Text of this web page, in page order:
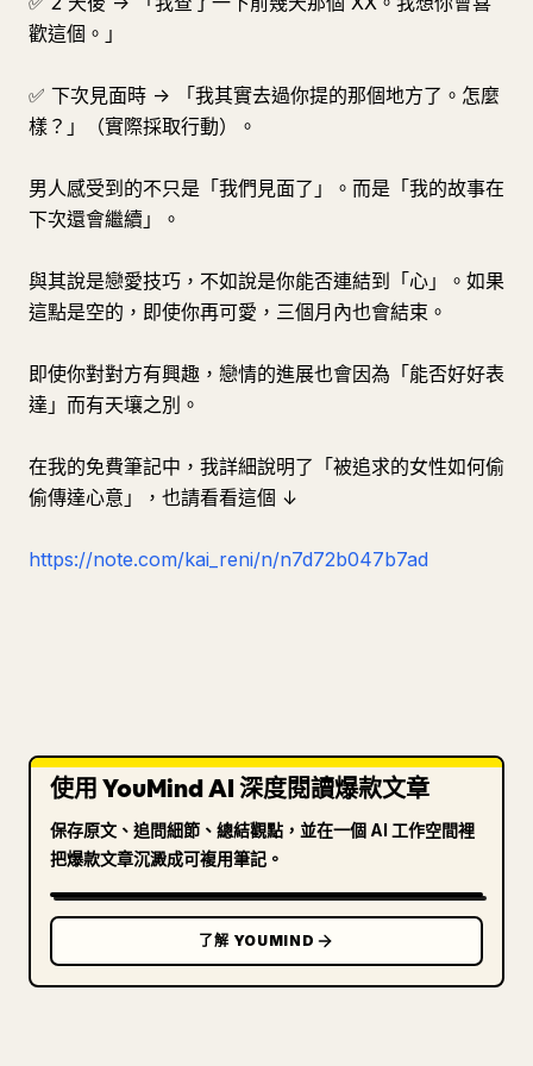
歡這個。」
✅ 下次見面時 -> 「我其實去過你提的那個地方了。怎麼
樣？」（實際採取行動）。
男人感受到的不只是「我們見面了」。而是「我的故事在
下次還會繼續」。
與其說是戀愛技巧，不如說是你能否連結到「心」。如果
這點是空的，即使你再可愛，三個月內也會結束。
即使你對對方有興趣，戀情的進展也會因為「能否好好表
達」而有天壤之別。
在我的免費筆記中，我詳細說明了「被追求的女性如何偷
偷傳達心意」，也請看看這個 ↓
https://note.com/kai_reni/n/n7d72b047b7ad
使用 YouMind AI 深度閱讀爆款文章
保存原文、追問細節、總結觀點，並在一個 AI 工作空間裡
把爆款文章沉澱成可複用筆記。
了解 YOUMIND